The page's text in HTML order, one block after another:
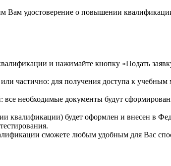
Вам удостоверение о повышении
и нажимайте кнопку «Подать
частично: для получения доступа к учебным
все необходимые документы будут
квалификации) будет оформлен и внесен в
сможете любым удобным для Вас